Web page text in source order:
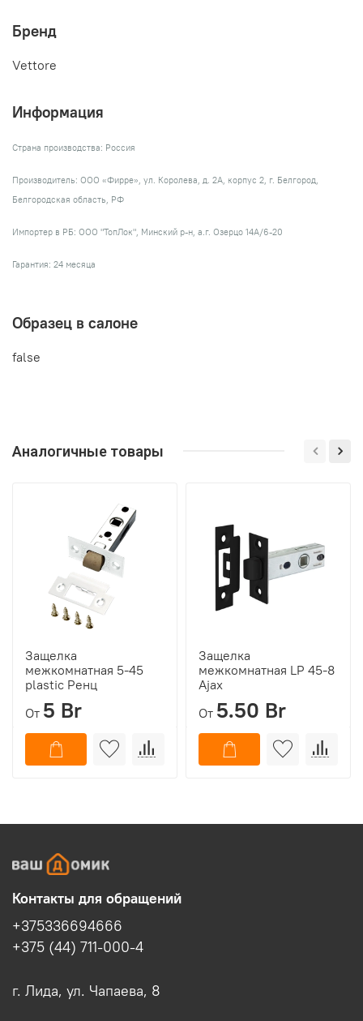
Бренд
Vettore
Информация
Страна производства: Россия
Производитель: ООО «Фирре», ул. Королева, д. 2А, корпус 2, г. Белгород,
Белгородская область, РФ
Импортер в РБ: ООО "ТопЛок", Минский р-н, а.г. Озерцо 14А/6-20
Гарантия: 24 месяца
Образец в салоне
false
Аналогичные товары
Защелка
межкомнатная 5-45
plastic Ренц
От 5 Br
Защелка
межкомнатная LP 45-8
Ajax
От 5.50 Br
Контакты для обращений
+375336694666
+375 (44) 711-000-4
г. Лида, ул. Чапаева, 8